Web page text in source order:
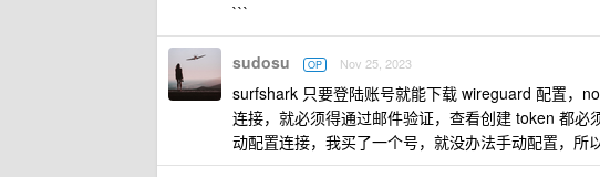
```
sudosu OP Nov 25, 2023
surfshark 只要登陆账号就能下载 wireguard 配置，
连接，就必须得通过邮件验证，查看创建 token 都
动配置连接，我买了一个号，就没办法手动配置，所